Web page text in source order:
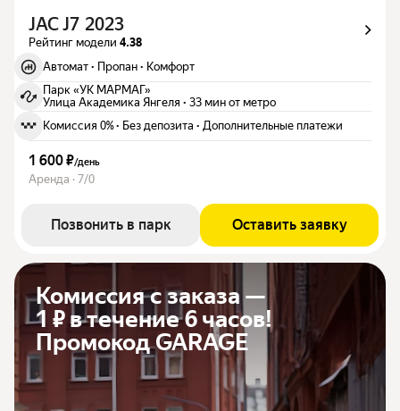
JAC J7 2023
Рейтинг модели 4.38
Автомат · Пропан · Комфорт
Парк «УК МАРМАГ»
Улица Академика Янгеля · 33 мин от метро
Комиссия 0%· Без депозита · Дополнительные платежи
1 600 ₽/день
Аренда · 7/0
Позвонить в парк Оставить заявку
Комиссия с заказа —
1 ₽ в течение 6 часов!
Промокод GARAGE